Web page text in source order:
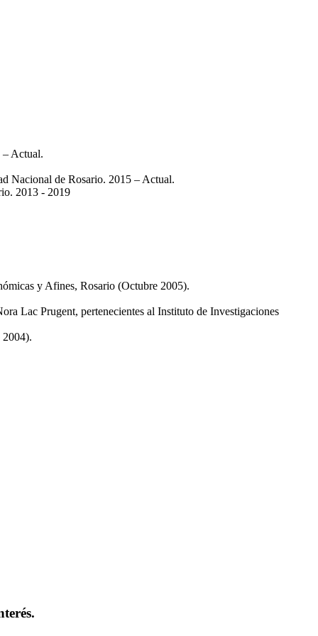
– Actual.
Nacional de Rosario. 2015 – Actual.
2013 - 2019
y Afines, Rosario (Octubre 2005).
Lac Prugent, pertenecientes al Instituto de Investigaciones
2004).